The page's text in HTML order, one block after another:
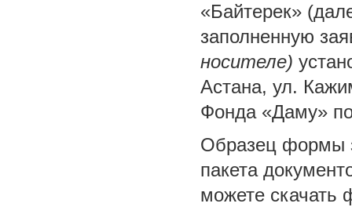
«Байтерек»
заполненную
носителе)
Астана, ул.
Фонда «Даму»
Образец формы
пакета
можете скачать